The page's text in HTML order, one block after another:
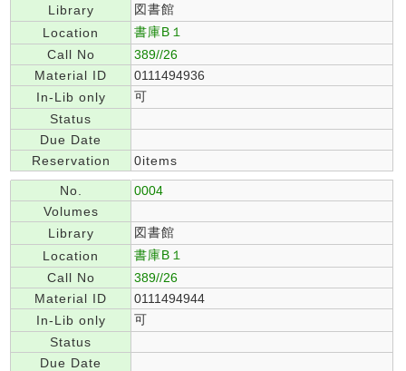
Library
図書館
Location
書庫B１
Call No
389//26
Material ID
0111494936
In-Lib only
可
Status
Due Date
Reservation
0items
No.
0004
Volumes
Library
図書館
Location
書庫B１
Call No
389//26
Material ID
0111494944
In-Lib only
可
Status
Due Date